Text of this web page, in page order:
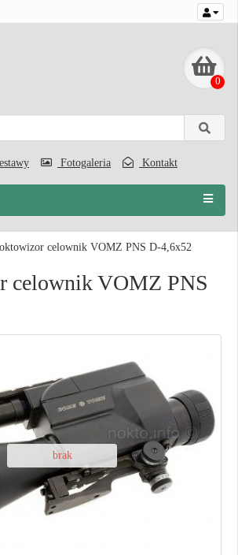
0
Fotogaleria Kontakt
celownik VOMZ PNS D-4,6x52
celownik VOMZ PNS
brak